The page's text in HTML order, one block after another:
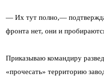
— Их тут полно,—
фронта нет, они и
Приказываю командиру
«прочесать» территорию